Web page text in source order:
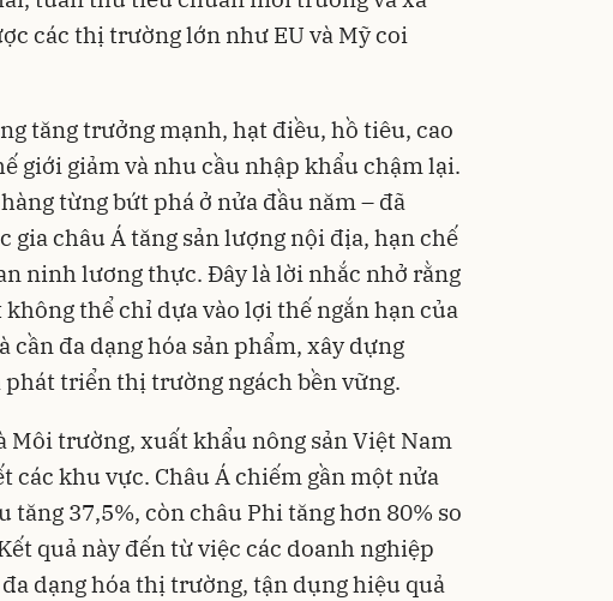
các thị trường lớn như EU và Mỹ coi
tăng trưởng mạnh, hạt điều, hồ tiêu, cao
giới giảm và nhu cầu nhập khẩu chậm lại.
từng bứt phá ở nửa đầu năm – đã
châu Á tăng sản lượng nội địa, hạn chế
ninh lương thực. Đây là lời nhắc nhở rằng
thể chỉ dựa vào lợi thế ngắn hạn của
đa dạng hóa sản phẩm, xây dựng
triển thị trường ngách bền vững.
Môi trường, xuất khẩu nông sản Việt Nam
các khu vực. Châu Á chiếm gần một nửa
tăng 37,5%, còn châu Phi tăng hơn 80% so
quả này đến từ việc các doanh nghiệp
dạng hóa thị trường, tận dụng hiệu quả